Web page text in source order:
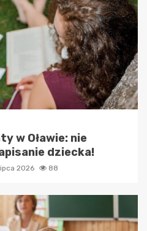
w Oławie: nie
dziecka!
2026 88